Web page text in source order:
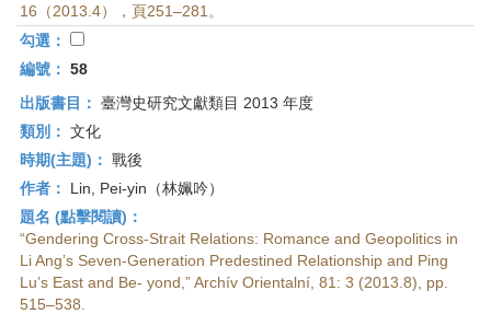
16（2013.4），頁251–281。
勾選：
編號： 58
出版書目： 臺灣史研究文獻類目 2013 年度
類別： 文化
時期(主題)： 戰後
作者：
Lin, Pei-yin（林姵吟）
題名 (點擊閱讀)：
“Gendering Cross-Strait Relations: Romance and Geopolitics in
Li Ang’s Seven-Generation Predestined Relationship and Ping
Lu’s East and Be- yond,” Archív Orientalní, 81: 3 (2013.8), pp.
515–538.